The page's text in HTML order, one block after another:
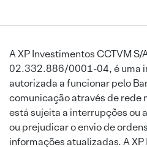
A XP Investimentos CCTVM S/
02.332.886/0001-04, é uma
autorizada a funcionar pelo
comunicação através de rede
está sujeita a interrupções ou
ou prejudicar o envio de
informações atualizadas. A